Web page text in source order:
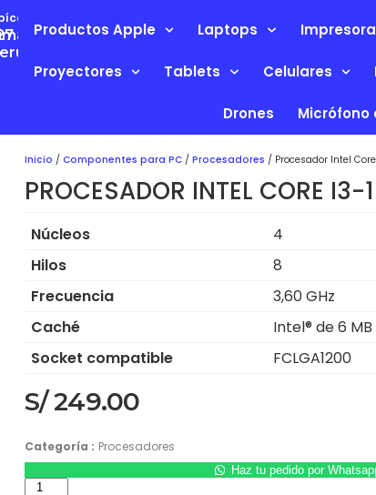
Productos Apple Laptops
Proyectores Tablets Celulares
Drones Micrófono
Inicio / Componentes para PC / Procesadores / Procesador Intel
PROCESADOR INTEL CORE I3-
Núcleos
4
Hilos
8
Frecuencia
3,60 GHz
Caché
Intel® de 6 MB
Socket compatible
FCLGA1200
S/249.00
Categoría : Procesadores
Haz tu pedido por